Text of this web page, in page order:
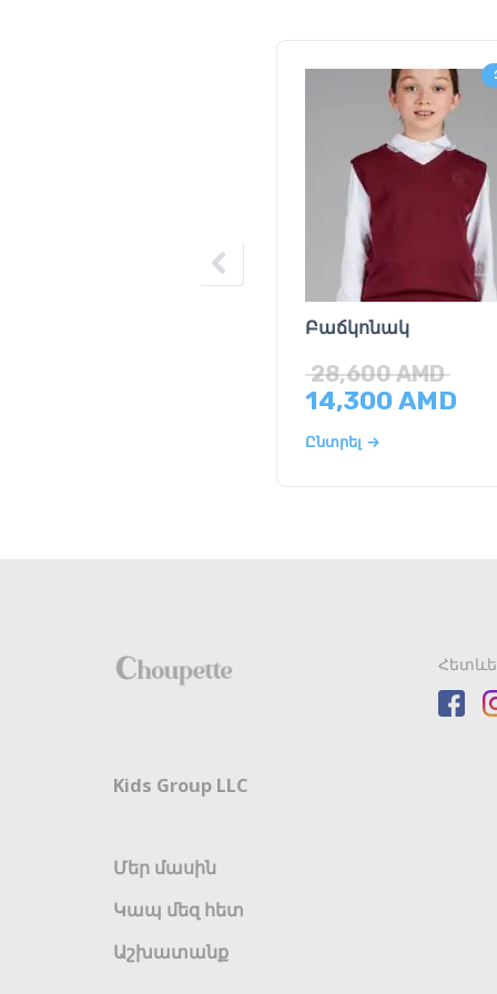
Բաճկոնակ
28,600AMD
14,300 AMD
Ընտրել
Kids Group LLC
Մեր մասին
Կապ մեզ հետ
Աշխատանք